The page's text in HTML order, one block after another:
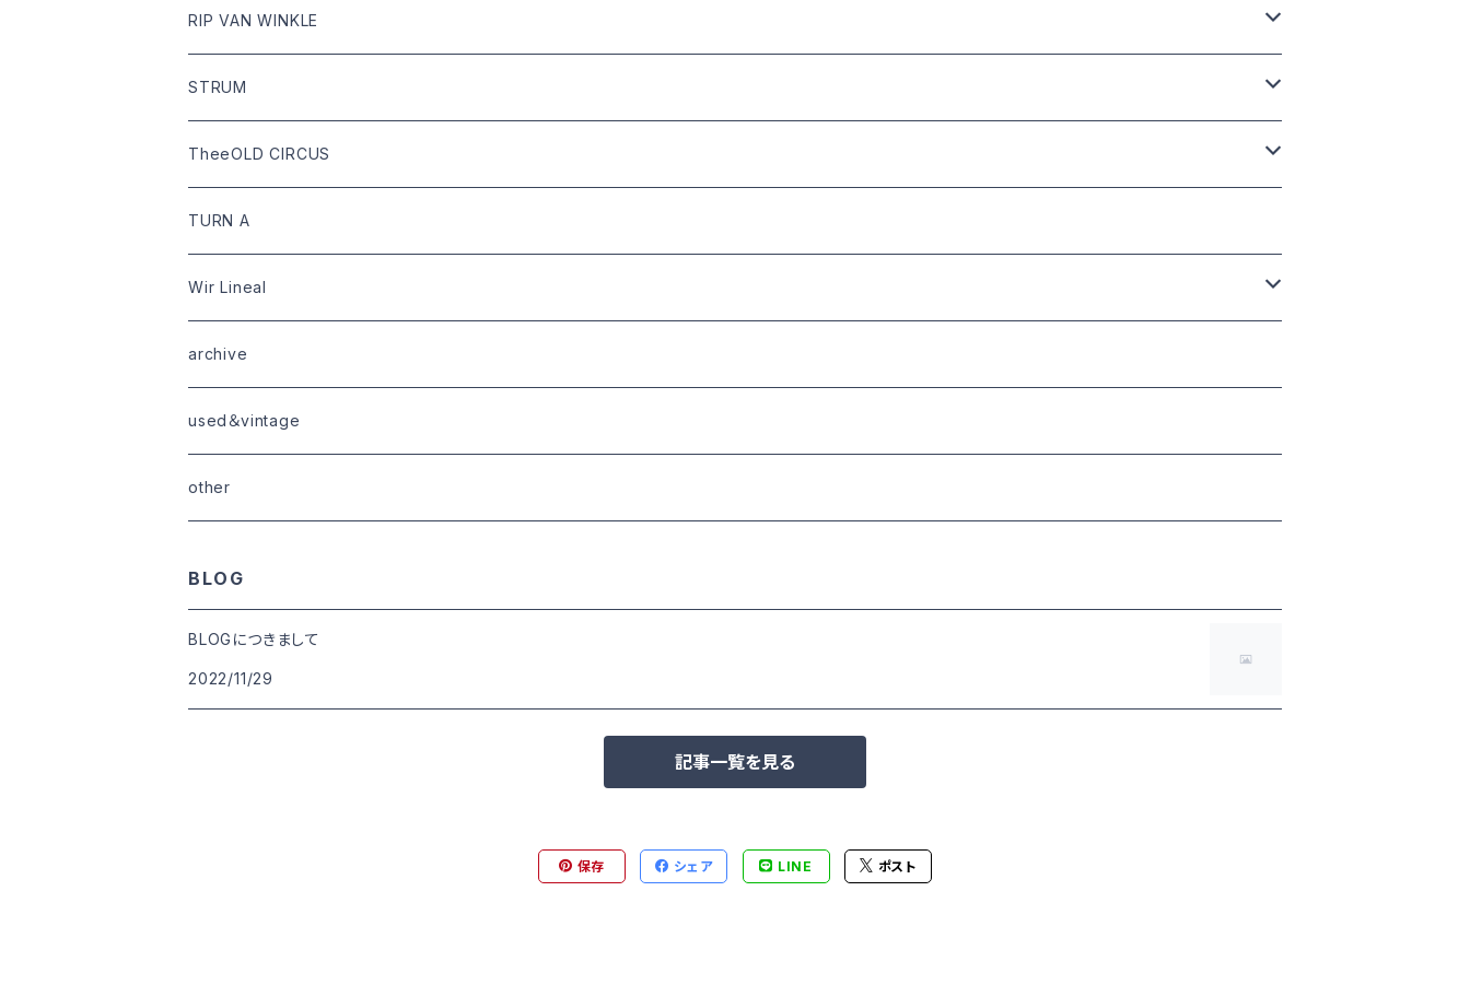
tops
bottoms
goods
limited
Dari hat
boots
shoes
bag
goods
RIP VAN WINKLE
leather
outer
tops
bottoms
goods
shoes
shoes
STRUM
leather
outer
tops
bottoms
boots・sneaker
goods
TheeOLD CIRCUS
leather
tops
outer
tops
bottoms
boots
TURN A
Wir Lineal
outer
tops
tops
bottoms
archive
used＆vintage
other
BLOG
BLOGにつきまして
2022/11/29
記事一覧を見る
保存 シェア LINE ポスト